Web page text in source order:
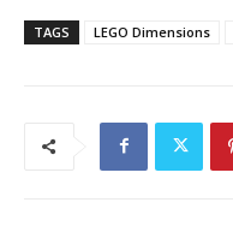
TAGS LEGO Dimensions